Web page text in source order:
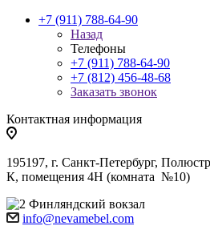
+7 (911) 788-64-90
Назад
Телефоны
+7 (911) 788-64-90
+7 (812) 456-48-68
Заказать звонок
Контактная информация
195197, г. Санкт-Петербург,
К, помещения 4Н (комната №10)
Финляндский вокзал
info@nevamebel.com